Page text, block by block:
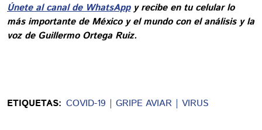
Únete al canal de WhatsAppy recibe en tu celular lo
más importante de México y el mundo con el análisis y la
voz de Guillermo Ortega Ruiz.
ETIQUETAS: COVID-19 GRIPE AVIAR VIRUS